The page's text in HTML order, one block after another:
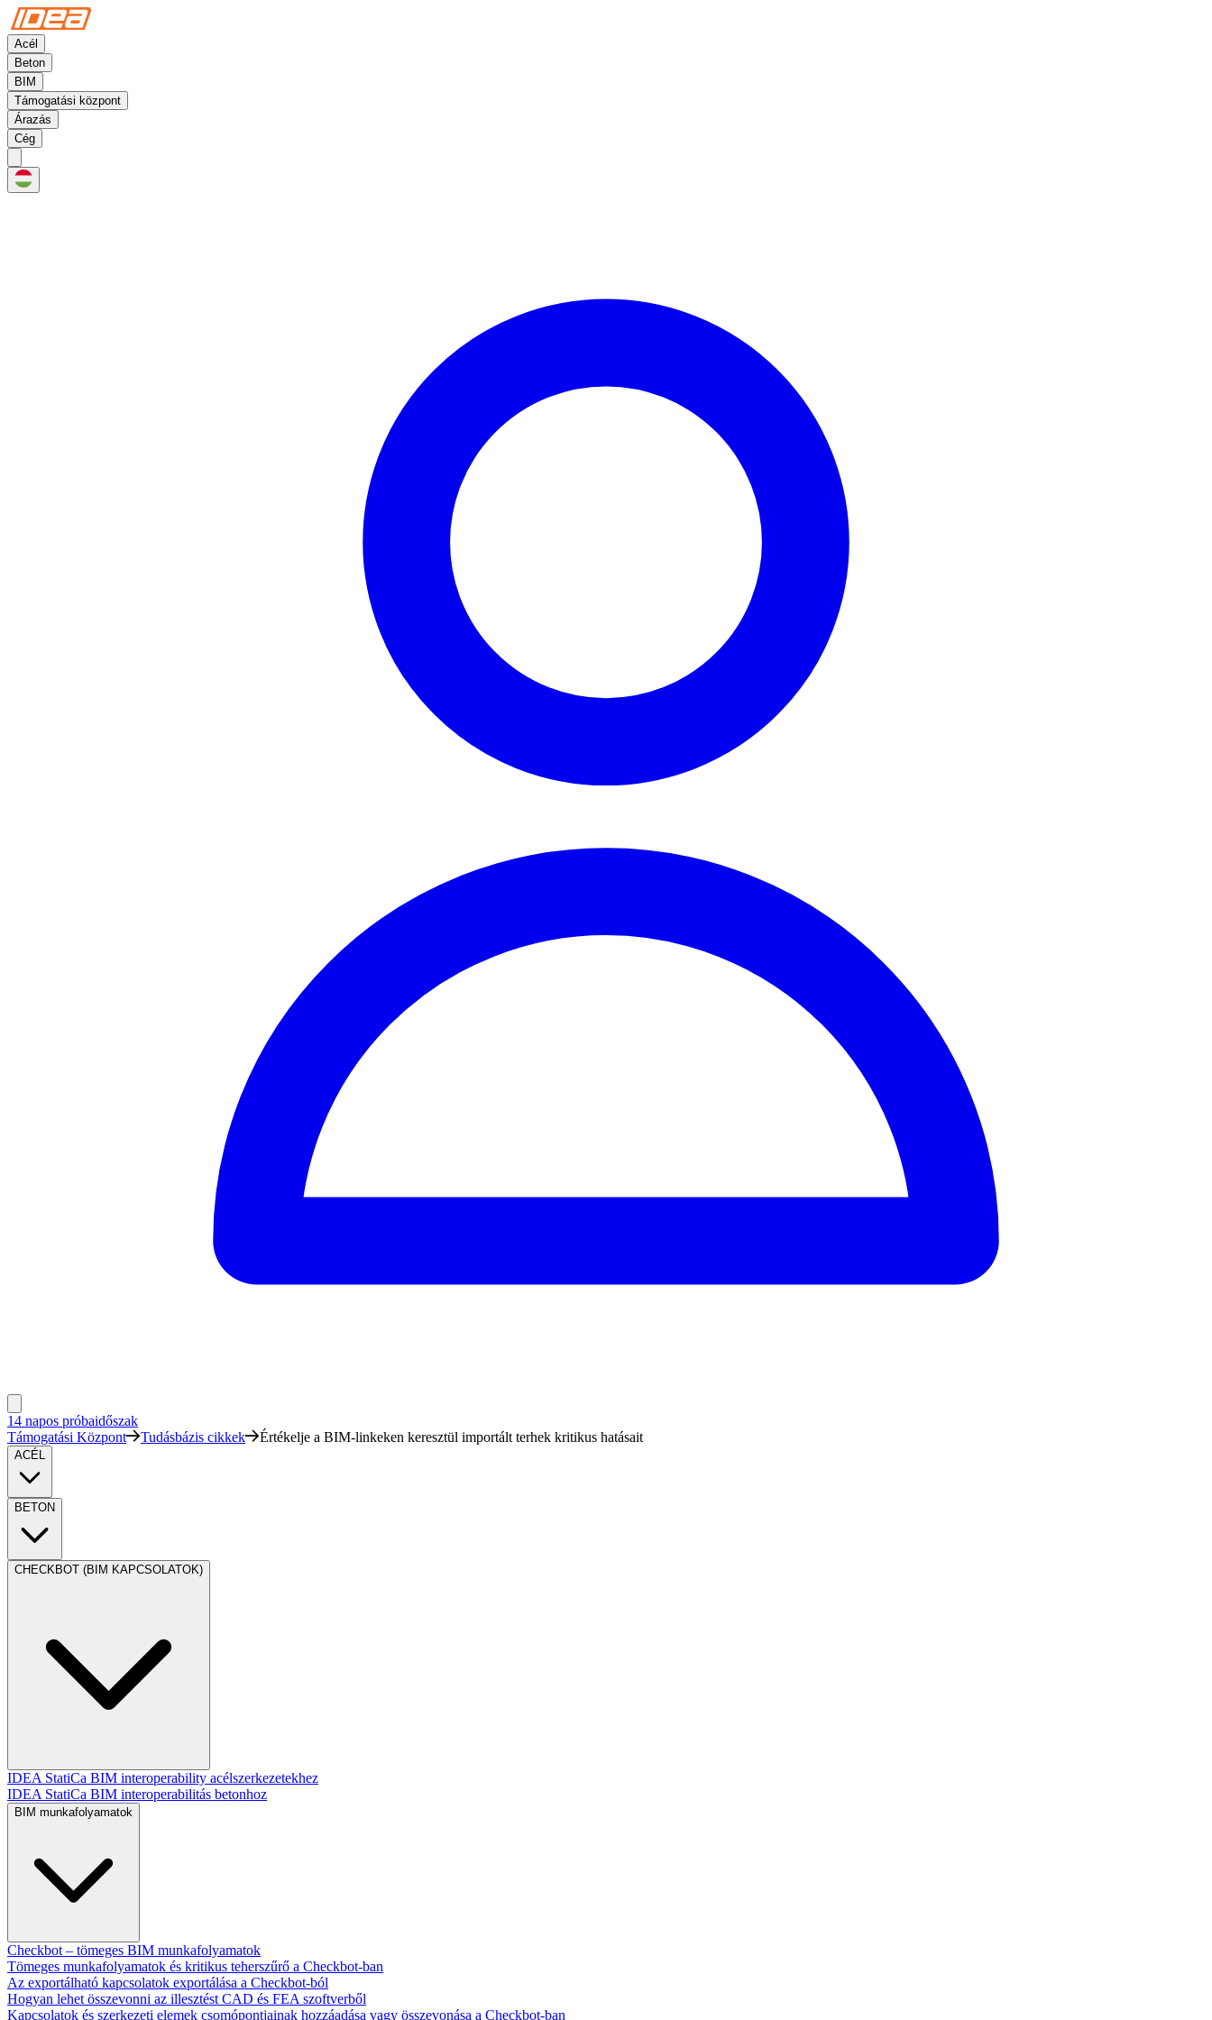
Acél
Beton
BIM
Támogatási központ
Árazás
Cég
14 napos próbaidőszak
Támogatási Központ
Tudásbázis cikkek Értékelje a BIM-linkeken keresztül importált terhek kritikus hatásait
ACÉL
BETON
CHECKBOT (BIM KAPCSOLATOK)
IDEA StatiCa BIM interoperability acélszerkezetekhez
IDEA StatiCa BIM interoperabilitás betonhoz
BIM munkafolyamatok
Checkbot – tömeges BIM munkafolyamatok
Tömeges munkafolyamatok és kritikus teherszűrő a Checkbot-ban
Az exportálható kapcsolatok exportálása a Checkbot-ból
Hogyan lehet összevonni az illesztést CAD és FEA szoftverből
Kapcsolatok és szerkezeti elemek csomópontjainak hozzáadása vagy összevonása a Checkbot-ban